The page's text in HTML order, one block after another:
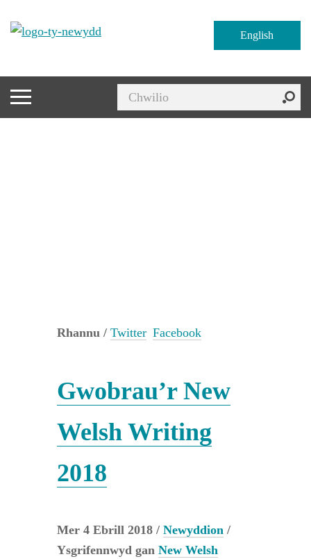
English
Rhannu / Twitter Facebook
Gwobrau’r New
Welsh Writing
2018
Mer 4 Ebrill 2018 / Newyddion/
Ysgrifennwyd gan New Welsh